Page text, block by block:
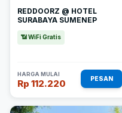
REDDOORZ @ HOTEL
SURABAYA SUMENEP
📶 WiFi Gratis
HARGA MULAI
Rp 112.220 PESAN